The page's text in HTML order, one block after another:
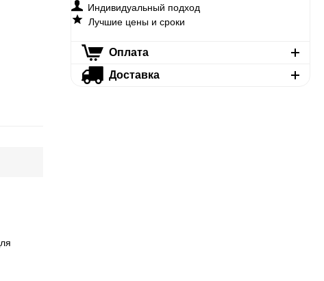
Индивидуальный подход
Лучшие цены и сроки
Оплата
Доставка